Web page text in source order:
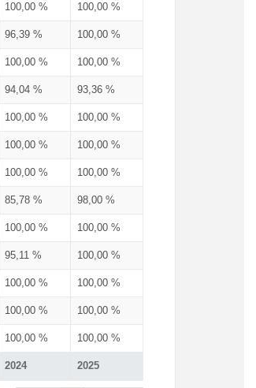
2024 2025
100,00 % 100,00 %
96,39 % 100,00 %
100,00 % 100,00 %
94,04 % 93,36 %
100,00 % 100,00 %
100,00 % 100,00 %
100,00 % 100,00 %
85,78 % 98,00 %
100,00 % 100,00 %
95,11 % 100,00 %
100,00 % 100,00 %
100,00 % 100,00 %
100,00 % 100,00 %